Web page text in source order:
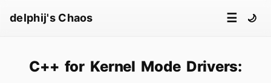
delphij's Chaos ☰ 🌙
C++ for Kernel Mode Drivers: